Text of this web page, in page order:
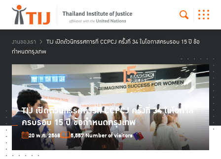
งานของเรา
TIJ เปิดตัวนิทรรศการที่ CCPCJ ครั้งที่ 34 ในโอกาสครบรอบ 15 ปี ข้อ
กำหนดกรุงเทพ
TIJ เปิดตัวนิทรรศการที่ CCPCJ ครั้งที่ 34 ในโอกาส
ครบรอบ 15 ปี ข้อกำหนดกรุงเทพ
20 พ.ค. 2568 5,557 Number of visitors